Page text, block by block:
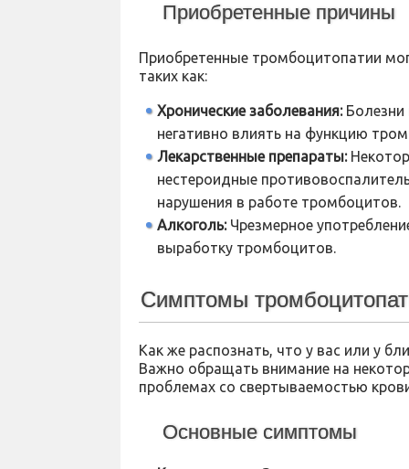
Приобретенные причины
Приобретенные тромбоцитопатии
таких как:
Хронические заболевания:Болезни
негативно влиять на функцию
Лекарственные препараты:
нестероидные
нарушения в работе тромбоцитов.
Алкоголь:Чрезмерное
выработку тромбоцитов.
Симптомы
Как же распознать, что у вас или у
Важно обращать внимание на
проблемах со свертываемостью
Основные симптомы